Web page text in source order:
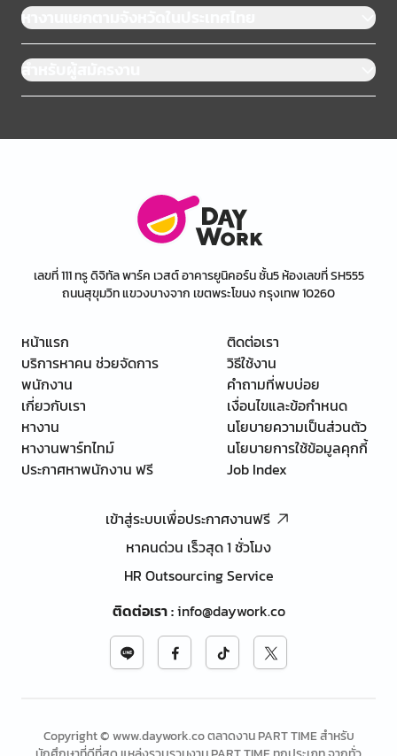
หางานแยกตามจังหวัดในประเทศไทย
สำหรับผู้สมัครงาน
เลขที่ 111 ทรู ดิจิทัล พาร์ค เวสต์ อาคารยูนิคอร์น ชั้น5 ห้องเลขที่ SH555
ถนนสุขุมวิท แขวงบางจาก เขตพระโขนง กรุงเทพ 10260
หน้าแรก
บริการหาคน ช่วยจัดการ
พนักงาน
เกี่ยวกับเรา
หางาน
หางานพาร์ทไทม์
ประกาศหาพนักงาน ฟรี
ติดต่อเรา
วิธีใช้งาน
คำถามที่พบบ่อย
เงื่อนไขและข้อกำหนด
นโยบายความเป็นส่วนตัว
นโยบายการใช้ข้อมูลคุกกี้
Job Index
เข้าสู่ระบบเพื่อประกาศงานฟรี
หาคนด่วน เร็วสุด 1 ชั่วโมง
HR Outsourcing Service
ติดต่อเรา:info@daywork.co
Copyright © www.daywork.co ตลาดงาน PART TIME สำหรับ